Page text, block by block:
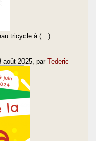
tricycle à (…)
août 2025 , par Tederic